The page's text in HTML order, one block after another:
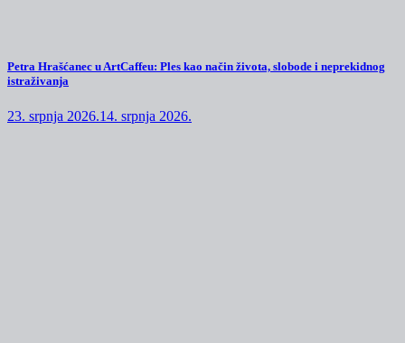
Petra Hrašćanec u ArtCaffeu: Ples kao način života, slobode i neprekidnog
istraživanja
23. srpnja 2026.14. srpnja 2026.